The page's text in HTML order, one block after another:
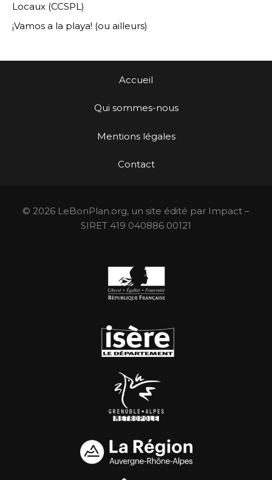
Locaux (CCSPL)
¡Vamos a la playa! (ou ailleurs)
Accueil
Qui sommes-nous
Mentions légales
Contact
© 2026 LeBonPlan.org, un site édité par Impact –
SIRET 419 040886 00121